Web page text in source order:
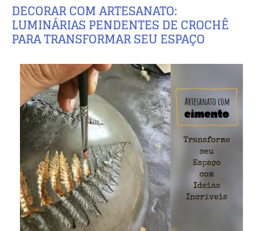
DECORAR COM ARTESANATO:
LUMINÁRIAS PENDENTES DE CROCHÊ
PARA TRANSFORMAR SEU ESPAÇO